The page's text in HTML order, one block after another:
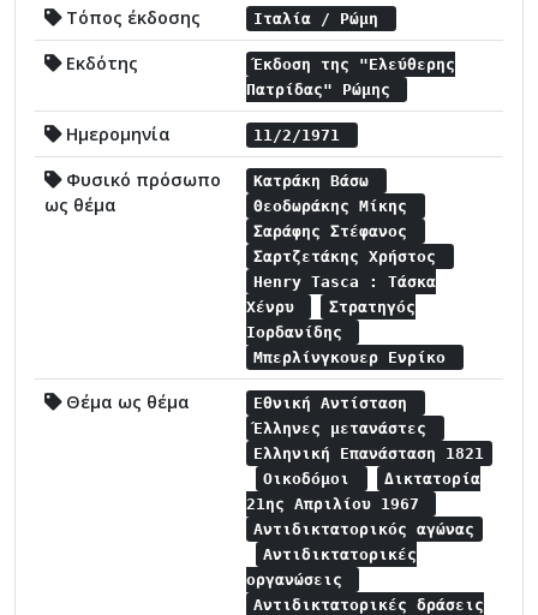
Τόπος έκδοσης Ιταλία / Ρώμη
Εκδότης
Έκδοση της "Ελεύθερης
Πατρίδας" Ρώμης
Ημερομηνία 11/2/1971
Φυσικό πρόσωπο
ως θέμα
Κατράκη Βάσω
Θεοδωράκης Μίκης
Σαράφης Στέφανος
Σαρτζετάκης Χρήστος
Henry Tasca : Τάσκα
Χένρυ
Στρατηγός
Ιορδανίδης
Μπερλίνγκουερ Ενρίκο
Θέμα ως θέμα
Εθνική Αντίσταση
Έλληνες μετανάστες
Ελληνική Επανάσταση 1821
Οικοδόμοι
Δικτατορία
21ης Απριλίου 1967
Αντιδικτατορικός αγώνας
Αντιδικτατορικές
οργανώσεις
Αντιδικτατορικές δράσεις